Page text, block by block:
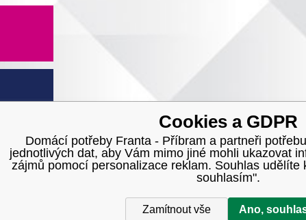
Cookies a GDPR
Domácí potřeby Franta - Příbram a partneři
jednotlivých dat, aby Vám mimo jiné mohli ukazovat
zájmů pomocí personalizace reklam. Souhlas udělíte
souhlasím".
Zamítnout vše Ano,